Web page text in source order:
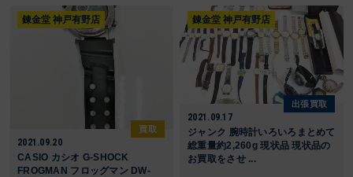
錬金堂 神戸有野店
買取
2021.09.20
CASIO カシオ G‐SHOCK
FROGMAN フロッグマン DW-
錬金堂 神戸有野店
出張買取
2021.09.17
ジャンク 腕時計いろいろまとめて
総重量約2,260g 現状品 現状品の
お買取をさせ ...